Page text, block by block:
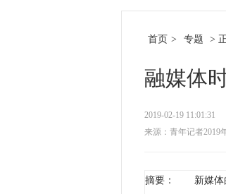
首页 > 专题 >
融媒体
2019-02-19 11:01:31
来源：青年记者2019
摘要： 新媒体的